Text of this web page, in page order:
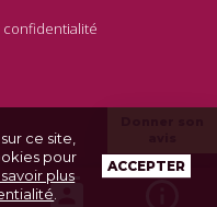
confidentialité
ce site,
pour
savoir plus
ACCEPTER